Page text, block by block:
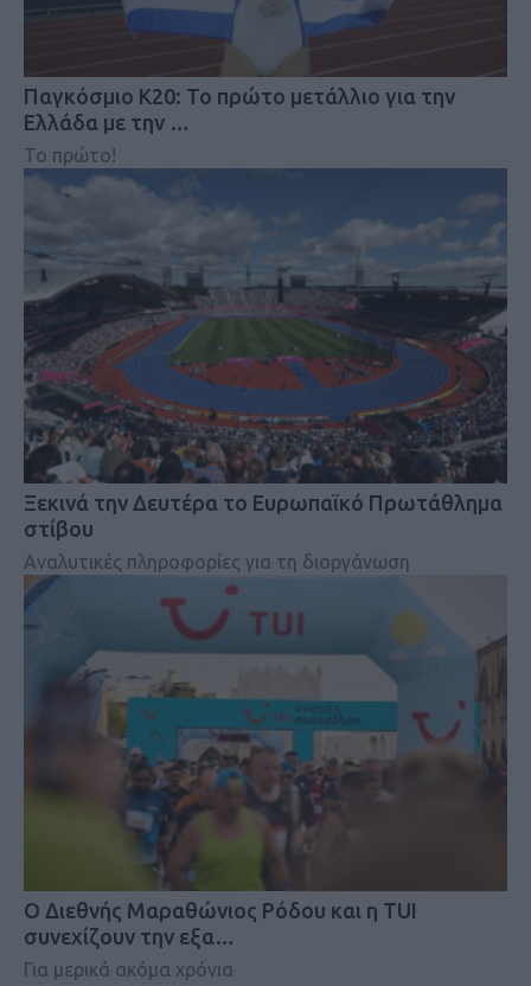
Παγκόσμιο Κ20: Το πρώτο μετάλλιο για την
Ελλάδα με την …
Το πρώτο!
Ξεκινά την Δευτέρα το Ευρωπαϊκό Πρωτάθλημα
στίβου
Αναλυτικές πληροφορίες για τη διοργάνωση
Ο Διεθνής Μαραθώνιος Ρόδου και η TUI
συνεχίζουν την εξα…
Για μερικά ακόμα χρόνια